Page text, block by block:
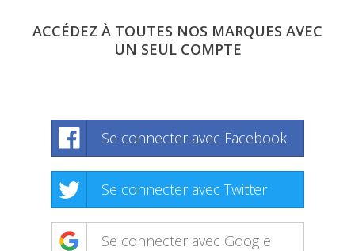
ACCÉDEZ À TOUTES NOS MARQUES AVEC
UN SEUL COMPTE
Se connecter avec Facebook
Se connecter avec Twitter
Se connecter avec Google